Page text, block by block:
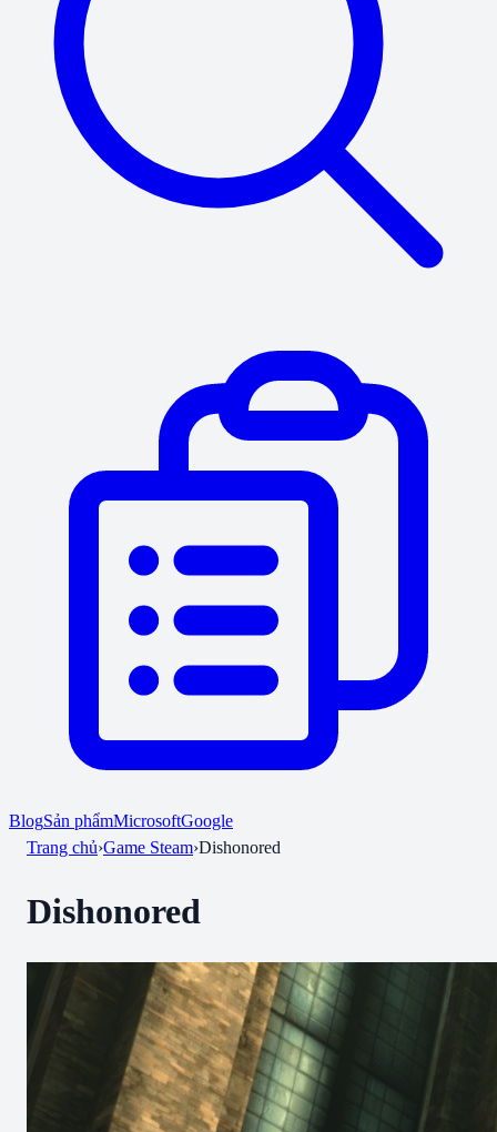
BlogSản phẩmMicrosoftGoogle
Trang chủ›Game Steam›Dishonored
Dishonored